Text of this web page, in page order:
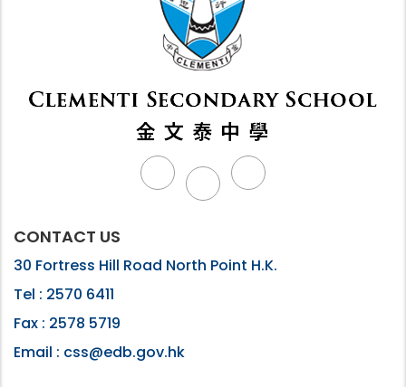
CONTACT US
30 Fortress Hill Road North Point H.K.
Tel : 2570 6411
Fax : 2578 5719
Email : css@edb.gov.hk